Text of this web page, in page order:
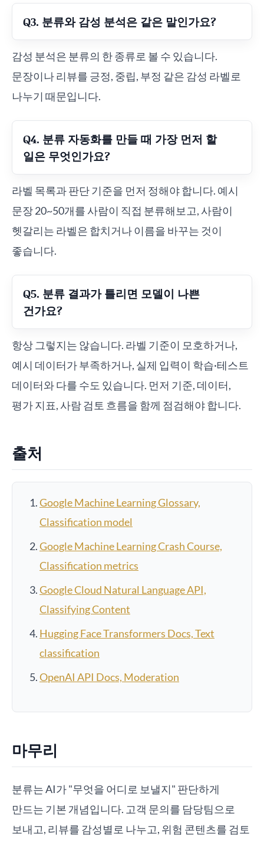
Q3. 분류와 감성 분석은 같은 말인가요?
감성 분석은 분류의 한 종류로 볼 수 있습니다.
문장이나 리뷰를 긍정, 중립, 부정 같은 감성 라벨로
나누기 때문입니다.
Q4. 분류 자동화를 만들 때 가장 먼저 할
일은 무엇인가요?
라벨 목록과 판단 기준을 먼저 정해야 합니다. 예시
문장 20~50개를 사람이 직접 분류해보고, 사람이
헷갈리는 라벨은 합치거나 이름을 바꾸는 것이
좋습니다.
Q5. 분류 결과가 틀리면 모델이 나쁜
건가요?
항상 그렇지는 않습니다. 라벨 기준이 모호하거나,
예시 데이터가 부족하거나, 실제 입력이 학습·테스트
데이터와 다를 수도 있습니다. 먼저 기준, 데이터,
평가 지표, 사람 검토 흐름을 함께 점검해야 합니다.
출처
Google Machine Learning Glossary,
Classification model
Google Machine Learning Crash Course,
Classification metrics
Google Cloud Natural Language API,
Classifying Content
Hugging Face Transformers Docs, Text
classification
OpenAI API Docs, Moderation
마무리
분류는 AI가 "무엇을 어디로 보낼지" 판단하게
만드는 기본 개념입니다. 고객 문의를 담당팀으로
보내고, 리뷰를 감성별로 나누고, 위험 콘텐츠를 검토